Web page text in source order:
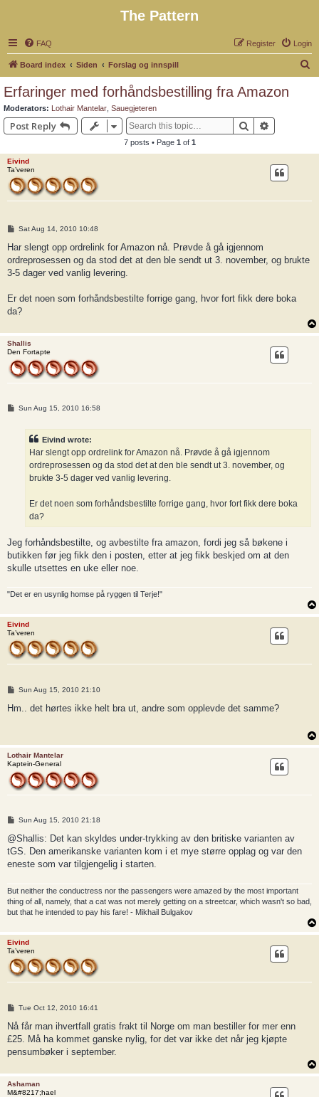
The Pattern
FAQ Login
Register
Board index Siden Forslag og innspill
Erfaringer med forhåndsbestilling fra Amazon
Moderators: Lothair Mantelar Sauegjeteren
Post Reply Search
7 posts • Page 1 of 1
Eivind
Ta’veren
P
s
Sat Aug 14, 2010 10:48
Har slengt opp ordrelink for Amazon nå. Prøvde å gå igjennom
ordreprosessen og da stod det at den ble sendt ut 3. november, og brukte
3-5 dager ved vanlig levering.
Er det noen som forhåndsbestilte forrige gang, hvor fort fikk dere boka
da?
Shallis
Den Fortapte
PSun Aug 15, 2010 16:58
Eivind wrote:
Har slengt opp ordrelink for Amazon nå. Prøvde å gå igjennom
ordreprosessen og da stod det at den ble sendt ut 3. november, og
brukte 3-5 dager ved vanlig levering.
Er det noen som forhåndsbestilte forrige gang, hvor fort fikk dere boka
da?
Jeg forhåndsbestilte, og avbestilte fra amazon, fordi jeg så bøkene i
butikken før jeg fikk den i posten, etter at jeg fikk beskjed om at den
skulle utsettes en uke eller noe.
"Det er en usynlig homse på ryggen til Terje!"
Eivind
Ta’veren
P
s
Sun Aug 15, 2010 21:10
Hm.. det hørtes ikke helt bra ut, andre som opplevde det samme?
Lothair Mantelar
Kaptein-General
P
s
Sun Aug 15, 2010 21:18
@Shallis: Det kan skyldes under-trykking av den britiske varianten av
tGS. Den amerikanske varianten kom i et mye større opplag og var den
eneste som var tilgjengelig i starten.
But neither the conductress nor the passengers were amazed by the most important
thing of all, namely, that a cat was not merely getting on a streetcar, which wasn't so bad,
but that he intended to pay his fare! - Mikhail Bulgakov
Eivind
Ta’veren
P
s
Tue Oct 12, 2010 16:41
Nå får man ihvertfall gratis frakt til Norge om man bestiller for mer enn
£25. Må ha kommet ganske nylig, for det var ikke det når jeg kjøpte
pensumbøker i september.
Ashaman
M&#8217;hael